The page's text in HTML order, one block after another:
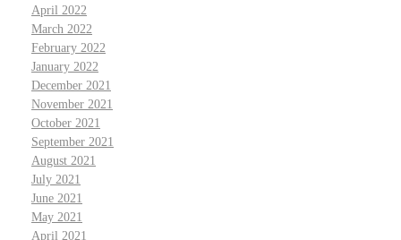
April 2022
March 2022
February 2022
January 2022
December 2021
November 2021
October 2021
September 2021
August 2021
July 2021
June 2021
May 2021
April 2021